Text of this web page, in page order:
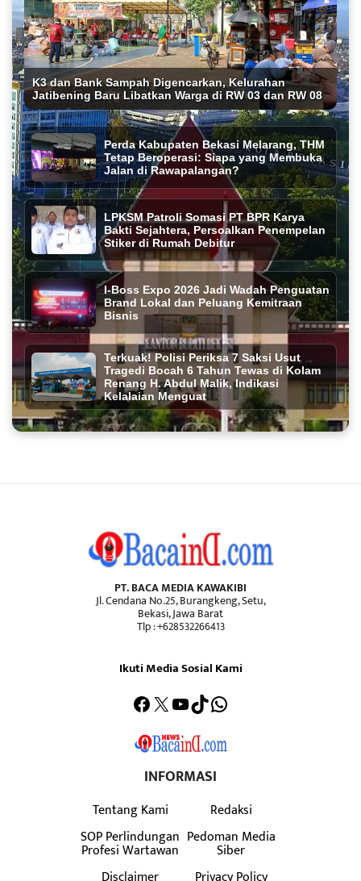
K3 dan Bank Sampah Digencarkan, Kelurahan
Jatibening Baru Libatkan Warga di RW 03 dan RW 08
Perda Kabupaten Bekasi Melarang, THM
Tetap Beroperasi: Siapa yang Membuka
Jalan di Rawapalangan?
LPKSM Patroli Somasi PT BPR Karya
Bakti Sejahtera, Persoalkan Penempelan
Stiker di Rumah Debitur
I-Boss Expo 2026 Jadi Wadah Penguatan
Brand Lokal dan Peluang Kemitraan
Bisnis
Terkuak! Polisi Periksa 7 Saksi Usut
Tragedi Bocah 6 Tahun Tewas di Kolam
Renang H. Abdul Malik, Indikasi
Kelalaian Menguat
PT. BACA MEDIA KAWAKIBI
Jl. Cendana No.25, Burangkeng, Setu,
Bekasi, Jawa Barat
Tlp : +628532266413
Ikuti Media Sosial Kami
Facebook
X YouTube
TikTokWhatsApp
INFORMASI
Tentang Kami
Redaksi
SOP Perlindungan
Profesi Wartawan
Pedoman Media
Siber
Disclaimer
Privacy Policy